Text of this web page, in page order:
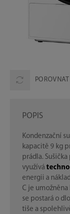
POROVNAT
POPIS
Kondenzační
kapacitě 9 kg
prádla.
využívá
energii a
C je
se postará o
tiše a